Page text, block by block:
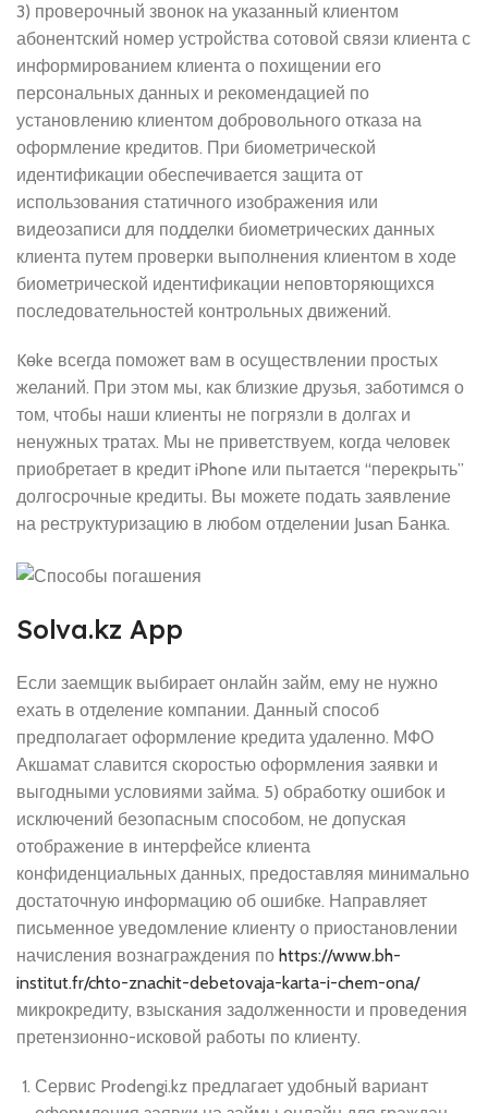
3) проверочный звонок на указанный клиентом
абонентский номер устройства сотовой связи клиента с
информированием клиента о похищении его
персональных данных и рекомендацией по
установлению клиентом добровольного отказа на
оформление кредитов. При биометрической
идентификации обеспечивается защита от
использования статичного изображения или
видеозаписи для подделки биометрических данных
клиента путем проверки выполнения клиентом в ходе
биометрической идентификации неповторяющихся
последовательностей контрольных движений.
Kөke всегда поможет вам в осуществлении простых
желаний. При этом мы, как близкие друзья, заботимся о
том, чтобы наши клиенты не погрязли в долгах и
ненужных тратах. Мы не приветствуем, когда человек
приобретает в кредит iPhone или пытается “перекрыть”
долгосрочные кредиты. Вы можете подать заявление
на реструктуризацию в любом отделении Jusan Банка.
Solva.kz App
Если заемщик выбирает онлайн займ, ему не нужно
ехать в отделение компании. Данный способ
предполагает оформление кредита удаленно. МФО
Акшамат славится скоростью оформления заявки и
выгодными условиями займа. 5) обработку ошибок и
исключений безопасным способом, не допуская
отображение в интерфейсе клиента
конфиденциальных данных, предоставляя минимально
достаточную информацию об ошибке. Направляет
письменное уведомление клиенту о приостановлении
начисления вознаграждения по https://www.bh-
institut.fr/chto-znachit-debetovaja-karta-i-chem-ona/
микрокредиту, взыскания задолженности и проведения
претензионно-исковой работы по клиенту.
Сервис Prodengi.kz предлагает удобный вариант